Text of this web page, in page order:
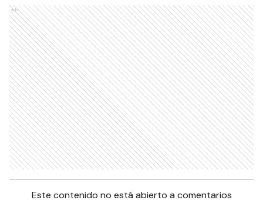
Ads
Este contenido no está abierto a comentarios